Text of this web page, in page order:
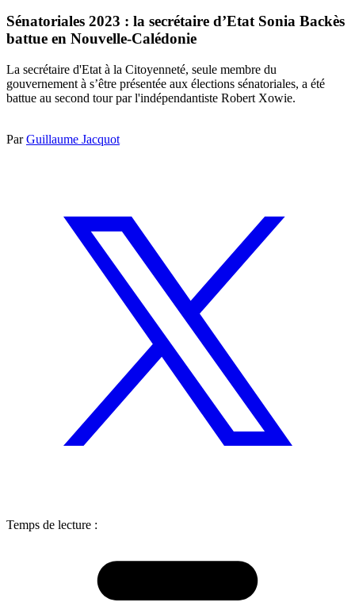
Sénatoriales 2023 : la secrétaire d’Etat Sonia Backès
battue en Nouvelle-Calédonie
La secrétaire d'Etat à la Citoyenneté, seule membre du
gouvernement à s’être présentée aux élections sénatoriales, a été
battue au second tour par l'indépendantiste Robert Xowie.
ParGuillaume Jacquot
Temps de lecture :